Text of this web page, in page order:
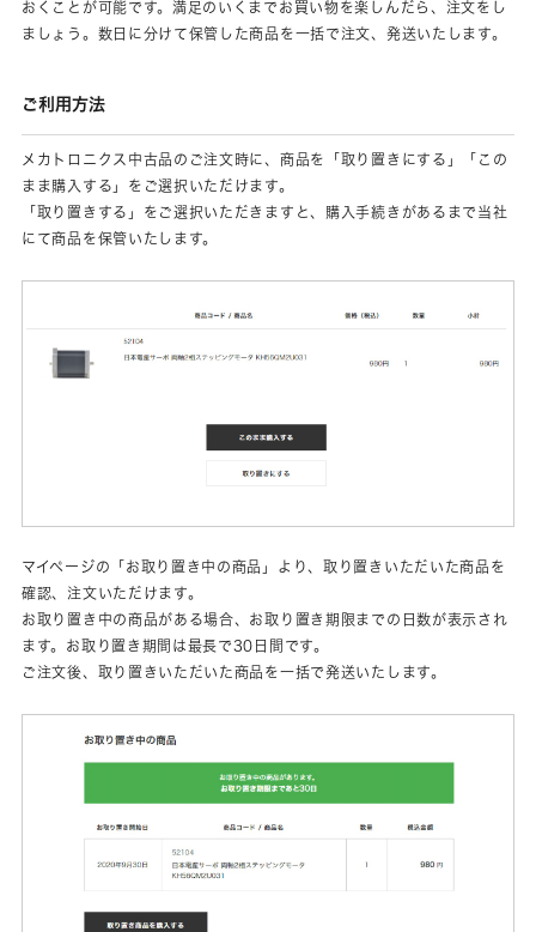
おくことが可能です。満足のいくまでお買い物を楽しんだら、注文をし
ましょう。数日に分けて保管した商品を一括で注文、発送いたします。
ご利用方法
メカトロニクス中古品のご注文時に、商品を「取り置きにする」「この
まま購入する」をご選択いただけます。
「取り置きする」をご選択いただきますと、購入手続きがあるまで当社
にて商品を保管いたします。
マイページの「お取り置き中の商品」より、取り置きいただいた商品を
確認、注文いただけます。
お取り置き中の商品がある場合、お取り置き期限までの日数が表示され
ます。お取り置き期間は最長で30日間です。
ご注文後、取り置きいただいた商品を一括で発送いたします。